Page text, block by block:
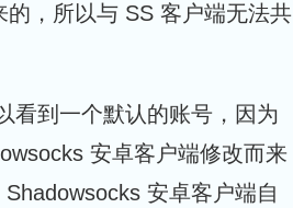
，所以与 SS 客户端无法共
看到一个默认的账号，因为
安卓客户端修改而来
安卓客户端自